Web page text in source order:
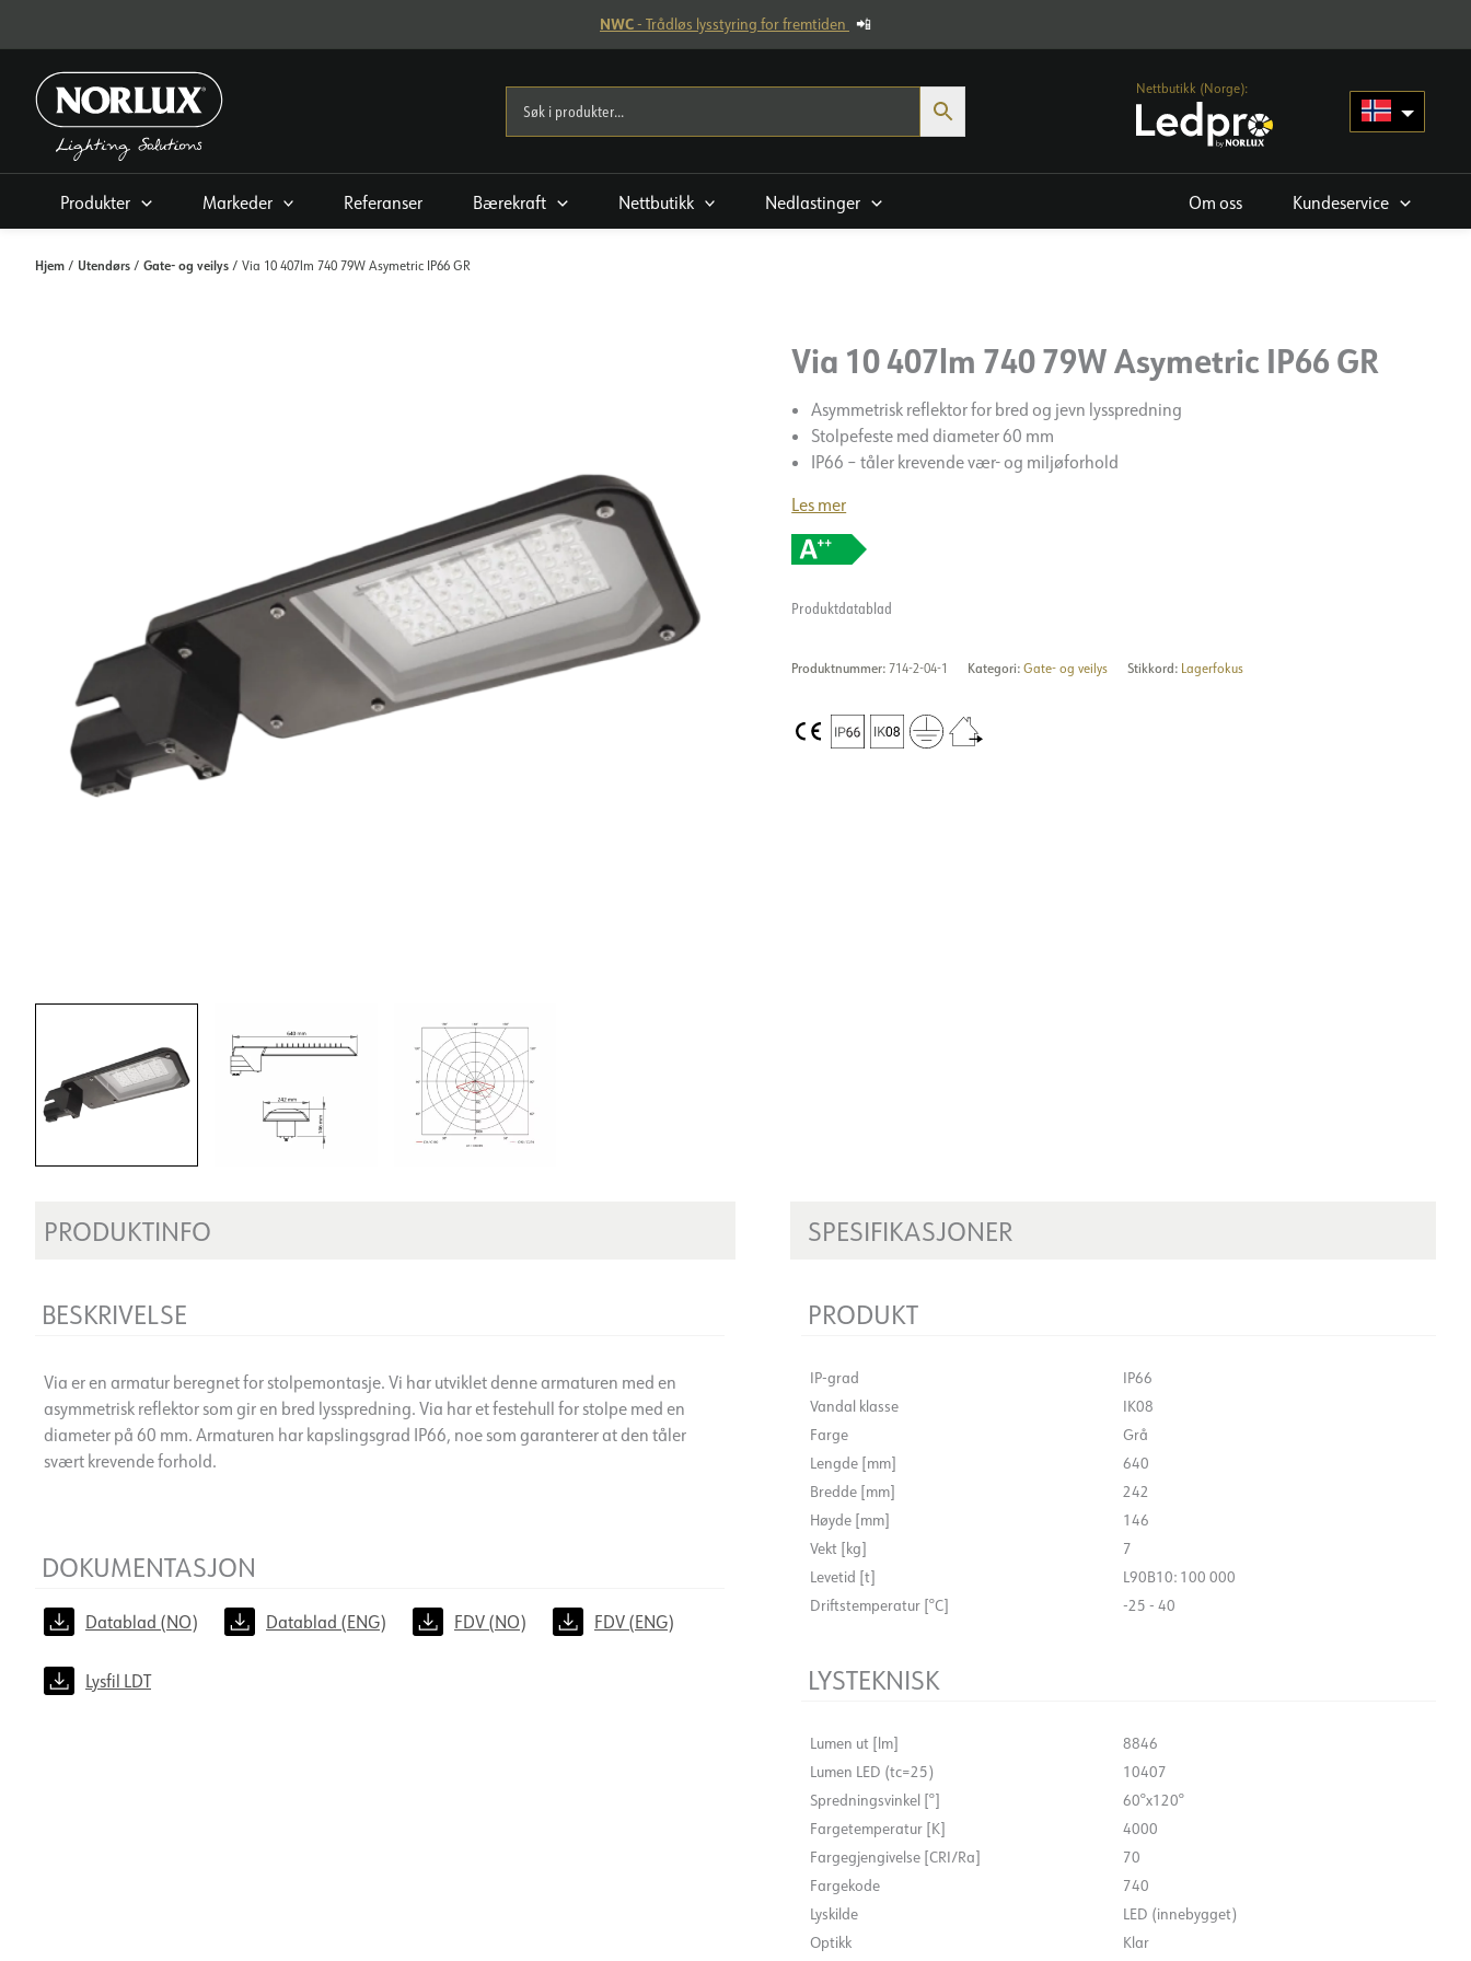
innholdet
NWC- Trådløs lysstyring for fremtiden 📲
Nettbutikk (Norge):
Produkter Markeder Referanser Bærekraft Nettbutikk Nedlastinger Om oss Kundeservice
Hjem / Utendørs / Gate- og veilys / Via 10 407lm 740 79W Asymetric IP66 GR
Via 10 407lm 740 79W Asymetric IP66 GR
Asymmetrisk reflektor for bred og jevn lysspredning
Stolpefeste med diameter 60 mm
IP66 – tåler krevende vær- og miljøforhold
Les mer
Produktdatablad
Produktnummer:714-2-04-1 Kategori:Gate- og veilys Stikkord: Lagerfokus
PRODUKTINFO
BESKRIVELSE
Via er en armatur beregnet for stolpemontasje. Vi har utviklet denne armaturen med en
asymmetrisk reflektor som gir en bred lysspredning. Via har et festehull for stolpe med en
diameter på 60 mm. Armaturen har kapslingsgrad IP66, noe som garanterer at den tåler
svært krevende forhold.
DOKUMENTASJON
Datablad (NO) Datablad (ENG) FDV (NO) FDV (ENG)
Lysfil LDT
SPESIFIKASJONER
PRODUKT
IP-grad
IP66
Vandal klasse
IK08
Farge
Grå
Lengde [mm]
640
Bredde [mm]
242
Høyde [mm]
146
Vekt [kg]
7
Levetid [t]
L90B10: 100 000
Driftstemperatur [°C]
-25 - 40
LYSTEKNISK
Lumen ut [lm]
8846
Lumen LED (tc=25)
10407
Spredningsvinkel [°]
60°x120°
Fargetemperatur [K]
4000
Fargegjengivelse [CRI/Ra]
70
Fargekode
740
Lyskilde
LED (innebygget)
Optikk
Klar